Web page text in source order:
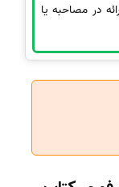
در مصاحبه یا